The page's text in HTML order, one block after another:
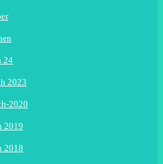
24
2023
2020
2019
2018